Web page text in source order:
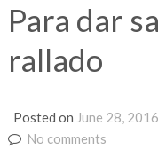
Para dar
rallado
Posted on June 28, 2016
No comments